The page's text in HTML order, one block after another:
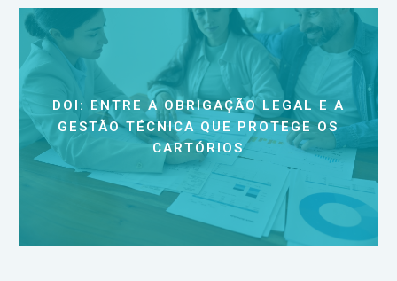
DOI: ENTRE A OBRIGAÇÃO LEGAL E A
GESTÃO TÉCNICA QUE PROTEGE OS
CARTÓRIOS